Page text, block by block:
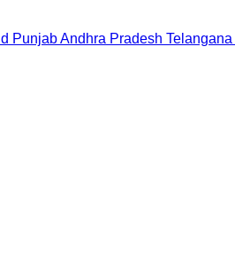
PunjabAndhra Pradesh Telangana